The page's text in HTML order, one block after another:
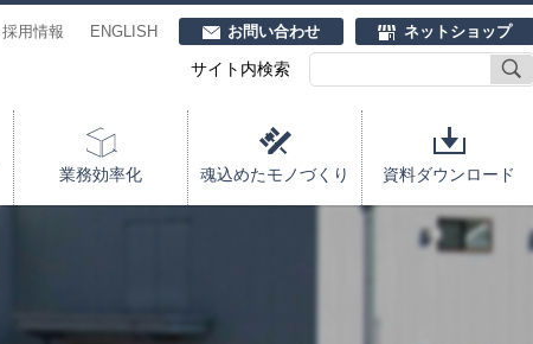
お問い合わせ ネットショップ
採用情報 ENGLISH
サイト内検索
業務効率化 魂込めたモノづくり 資料ダウンロード